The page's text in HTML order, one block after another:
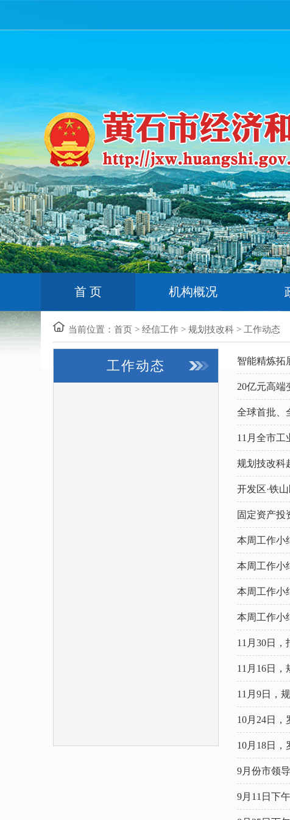
首 页 机构概况
当前位置： 首页 > 经信工作 > 规划技改科 > 工作动态
工作动态 智能精炼拓
20亿元高端
全球首批、
11月全市工
规划技改科
开发区·铁
固定资产投
本周工作小
本周工作小
本周工作小
本周工作小
11月30日
11月16日
11月9日，
会...
10月24日
谋...
10月18日
9月份市领
9月11日下